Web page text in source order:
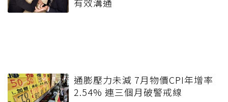
有效溝通
通膨壓力未減 7月物價CPI年增率
2.54% 連三個月破警戒線